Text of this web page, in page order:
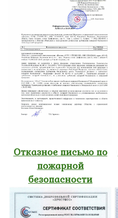
Отказное письмо по
пожарной
безопасности